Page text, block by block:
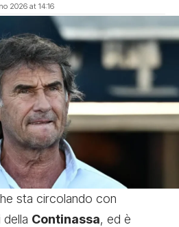
2026 at 14:16
sta circolando con
Continassa, ed è